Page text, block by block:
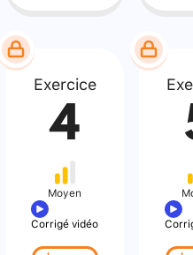
Exercice
4
Moyen
Corrigé vidéo